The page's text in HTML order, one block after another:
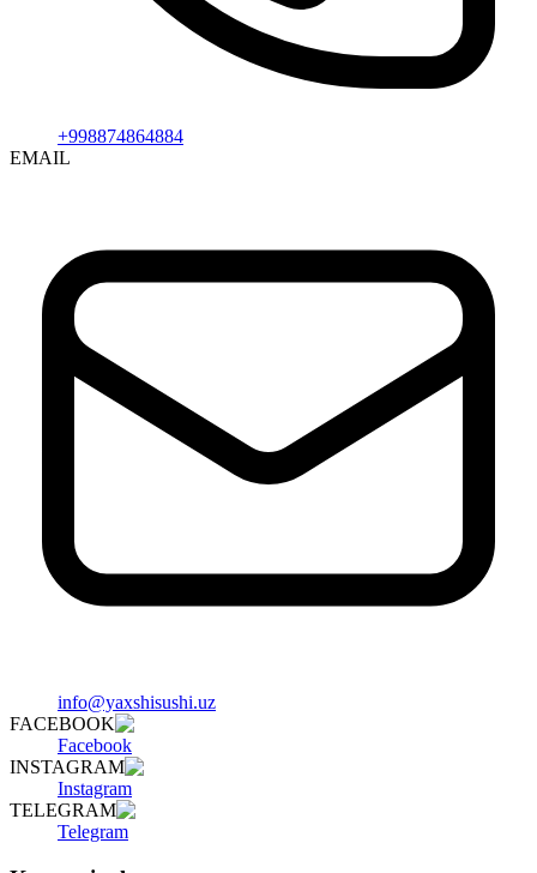
+998874864884
EMAIL
info@yaxshisushi.uz
FACEBOOK
Facebook
INSTAGRAM
Instagram
TELEGRAM
Telegram